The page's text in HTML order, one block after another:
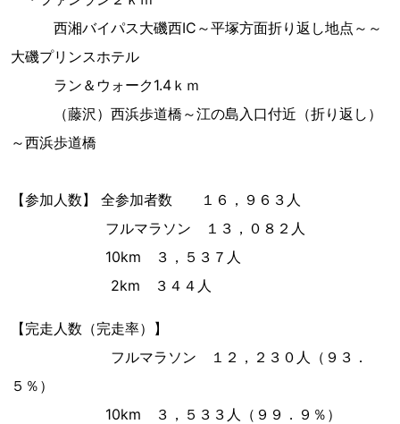
西湘バイパス大磯西IC～平塚方面折り返し地点～～
大磯プリンスホテル
ラン＆ウォーク1.4ｋｍ
（藤沢）西浜歩道橋～江の島入口付近（折り返し）
～西浜歩道橋
【参加人数】 全参加者数 １６，９６３人
フルマラソン １３，０８２人
10km ３，５３７人
2km ３４４人
【完走人数（完走率）】
フルマラソン １２，２３０人（９３．
５％）
10km ３，５３３人（９９．９％）